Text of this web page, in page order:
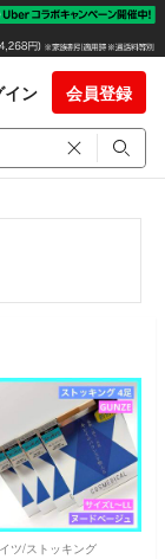
イン 会員登録
ツ/ストッキング